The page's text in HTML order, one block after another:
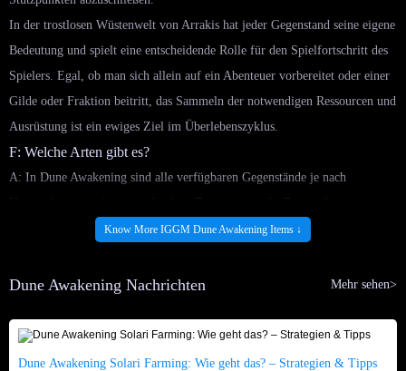
In der trostlosen Wüstenwelt von Arrakis hat jeder Gegenstand seine eigene
Bedeutung und spielt eine entscheidende Rolle für den Spielfortschritt des
Spielers. Egal, ob man sich allein auf ein Abenteuer vorbereitet oder einer
Gilde oder Fraktion beitritt, das Sammeln der notwendigen Ressourcen und
Ausrüstung ist ein ewiges Ziel im Überlebenszyklus.
F: Welche Arten gibt es?
A: In Dune Awakening sind alle verfügbaren Gegenstände je nach
Verwendungszweck in verschiedene Typen unterteilt. Dazu gehören:
Überlebensressourcen: Ressourcen wie Wasser, Brennstoffzellen und
Lagerung dieser Ressourcen bestimmt, wie weit wir kommen.
von Ressourcen, Herstellen fortschrittlicher Ausrüstung, zur Interaktion
mit der Umgebung und zum Erfüllen besonderer Aufgaben. In der
Know More IGGM Dune Awakening Items ↓
Dune Awakening Nachrichten Mehr sehen>
Dune Awakening Solari Farming: Wie geht das? – Strategien & Tipps